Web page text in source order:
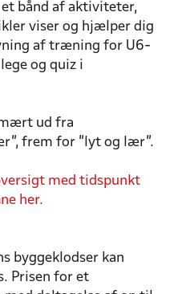
bånd af aktiviteter,
viser og hjælper dig
af træning for U6-
og quiz i
ud fra
frem for "lyt og lær".
med tidspunkt
her.
byggeklodser kan
Prisen for et